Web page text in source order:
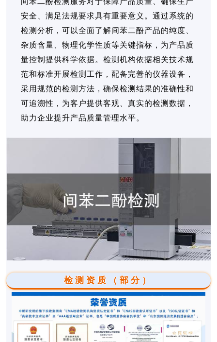
安全、满足法规要求具有重要意义。通过系统的
检测分析，可以全面了解间苯二酚产品的纯度、
杂质含量、物理化学性质等关键指标，为产品质
量控制提供科学依据。检测机构依据相关技术规
范和标准开展检测工作，配备完善的仪器设备，
采用规范的检测方法，确保检测结果的准确性和
可追溯性，为客户提供客观、真实的检测数据，
助力企业提升产品质量管理水平。
检测资质（部分）